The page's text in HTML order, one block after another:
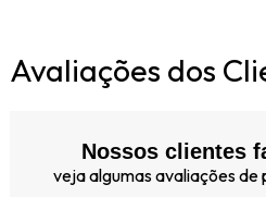
Avaliações dos
Nossos clientes
veja algumas avaliações de